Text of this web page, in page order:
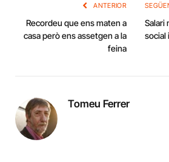
ANTERIOR
Recordeu que ens maten a
casa però ens assetgen a la
feina
Salari
social
Tomeu Ferrer